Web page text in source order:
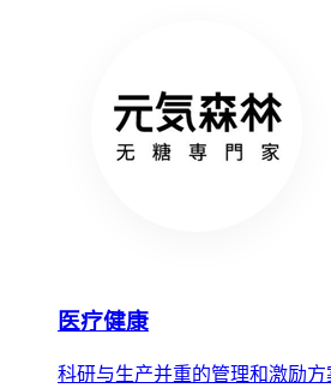
医疗健康
科研与生产并重的管理和激励